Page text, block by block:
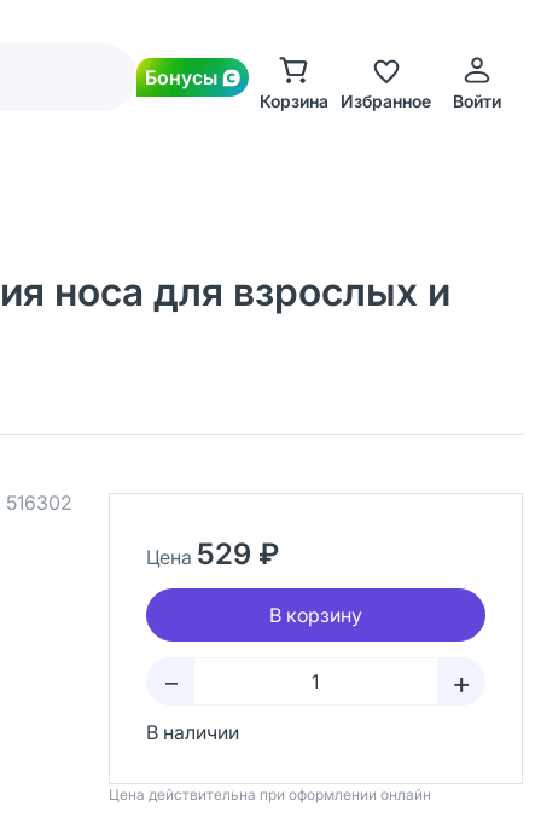
Бонусы
Корзина Избранное Войти
носа для взрослых и
516302
Цена 529 ₽
В корзину
– +
В наличии
Цена действительна при оформлении онлайн